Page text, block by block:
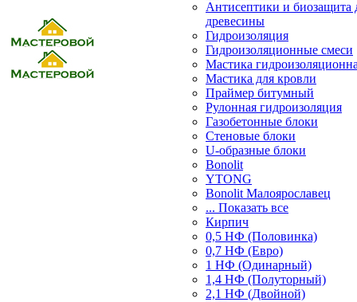
Антисептики и биозащита
древесины
Гидроизоляция
Гидроизоляционные смеси
Мастика
Мастика для кровли
Праймер битумный
Рулонная гидроизоляция
Газобетонные блоки
Стеновые блоки
U-образные блоки
Bonolit
YTONG
Bonolit Малоярославец
... Показать все
Кирпич
0,5 НФ (Половинка)
0,7 НФ (Евро)
1 НФ (Одинарный)
1,4 НФ (Полуторный)
2,1 НФ (Двойной)